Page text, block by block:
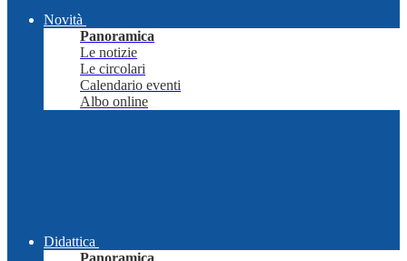
Novità
Panoramica
Le notizie
Le circolari
Calendario eventi
Albo online
Didattica